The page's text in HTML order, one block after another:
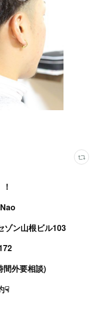
ゾン山根ビル103
間外要相談)
☟